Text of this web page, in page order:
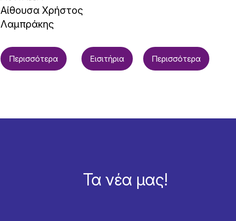
Αίθουσα Χρήστος
Λαμπράκης
Περισσότερα Εισιτήρια Περισσότερα
Τα νέα μας!